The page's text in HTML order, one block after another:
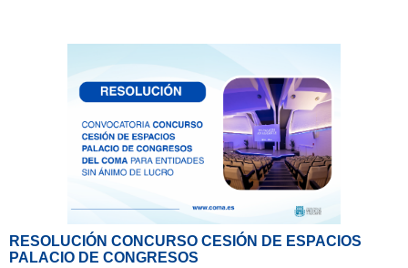
RESOLUCIÓN CONCURSO CESIÓN DE ESPACIOS
PALACIO DE CONGRESOS